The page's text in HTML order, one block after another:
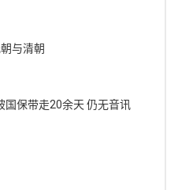
与清朝
国保带走20余天 仍无音讯